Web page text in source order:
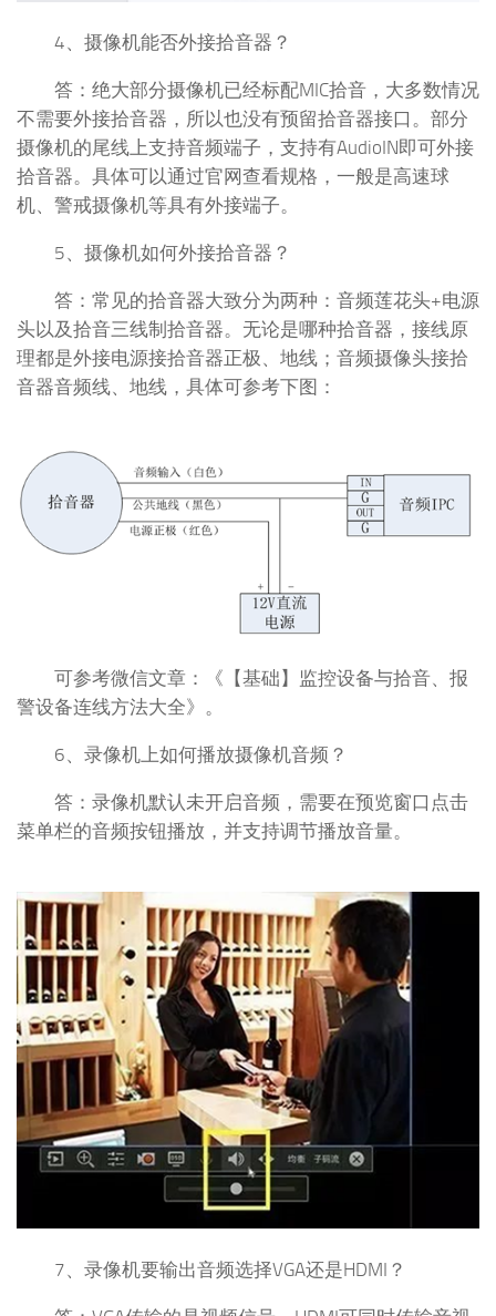
4、摄像机能否外接拾音器？
答：绝大部分摄像机已经标配MIC拾音，大多数情况
不需要外接拾音器，所以也没有预留拾音器接口。部分
摄像机的尾线上支持音频端子，支持有AudioIN即可外接
拾音器。具体可以通过官网查看规格，一般是高速球
机、警戒摄像机等具有外接端子。
5、摄像机如何外接拾音器？
答：常见的拾音器大致分为两种：音频莲花头+电源
头以及拾音三线制拾音器。无论是哪种拾音器，接线原
理都是外接电源接拾音器正极、地线；音频摄像头接拾
音器音频线、地线，具体可参考下图：
可参考微信文章：《【基础】监控设备与拾音、报
警设备连线方法大全》。
6、录像机上如何播放摄像机音频？
答：录像机默认未开启音频，需要在预览窗口点击
菜单栏的音频按钮播放，并支持调节播放音量。
7、录像机要输出音频选择VGA还是HDMI？